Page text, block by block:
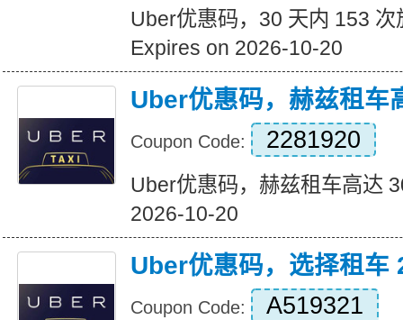
Uber优惠码，30 天内 153
Expires on 2026-10-20
Uber优惠码，赫兹租车
Coupon Code: 2281920
Uber优惠码，赫兹租车高达
2026-10-20
Uber优惠码，选择租车
Coupon Code: A519321